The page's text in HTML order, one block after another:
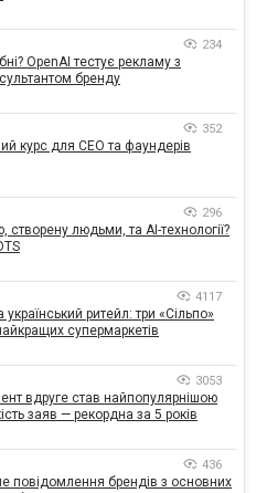
234
OpenAI тестує рекламу з
бренду
352
курс для CEO та фаундерів
296
створену людьми, та AI-технології?
4117
ритейл: три «Сільпо»
супермаркетів
3053
вдруге став найпопулярнішою
заяв — рекордна за 5 років
436
повідомлення брендів з основних